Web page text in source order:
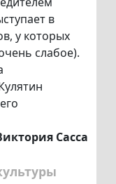
в
у которых
слабое).
Сасса